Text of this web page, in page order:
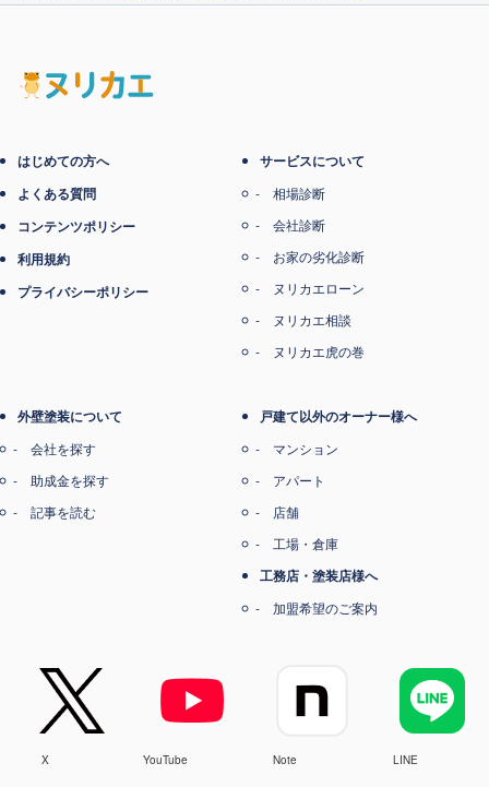
はじめての方へ
よくある質問
コンテンツポリシー
利用規約
プライバシーポリシー
サービスについて
相場診断
会社診断
お家の劣化診断
ヌリカエローン
ヌリカエ相談
ヌリカエ虎の巻
外壁塗装について
会社を探す
助成金を探す
記事を読む
戸建て以外のオーナー様へ
マンション
アパート
店舗
工場・倉庫
工務店・塗装店様へ
加盟希望のご案内
X YouTube Note LINE